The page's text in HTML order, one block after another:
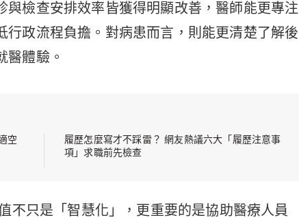
與檢查安排效率皆獲得明顯改善，醫師能更專注
行政流程負擔。對病患而言，則能更清楚了解後
醫體驗。
空
履歷怎麼寫才不踩雷？ 網友熱議六大「履歷注意事
項」求職前先檢查
不只是「智慧化」，更重要的是協助醫療人員